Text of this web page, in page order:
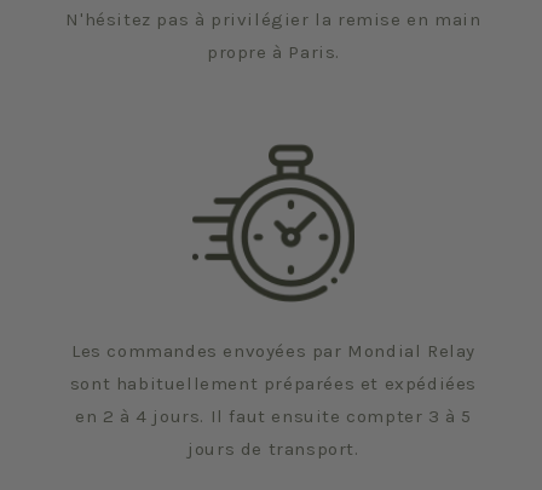
N'hésitez pas à privilégier la remise en main
propre à Paris.
Les commandes envoyées par Mondial Relay
sont habituellement préparées et expédiées
en 2 à 4 jours. Il faut ensuite compter 3 à 5
jours de transport.